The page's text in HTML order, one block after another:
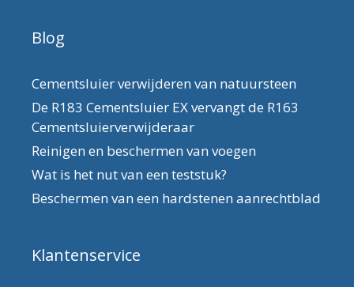
Blog
Cementsluier verwijderen van natuursteen
De R183 Cementsluier EX vervangt de R163
Cementsluierverwijderaar
Reinigen en beschermen van voegen
Wat is het nut van een teststuk?
Beschermen van een hardstenen aanrechtblad
Klantenservice